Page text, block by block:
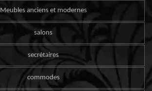
Meubles anciens et modernes
salons
secrétaires
commodes